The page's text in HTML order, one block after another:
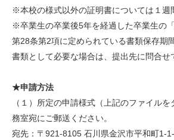
※本校の様式以外の証明書については１週
※卒業生の卒業後5年を経過した卒業生の
第28条第2項に定められている書類保存期
書類として必要な場合は、提出先に問合せ
★申請方法
（１）所定の申請様式（上記のファイル
務室宛にご郵送ください。
宛先：〒921-8105 石川県金沢市平和町1-